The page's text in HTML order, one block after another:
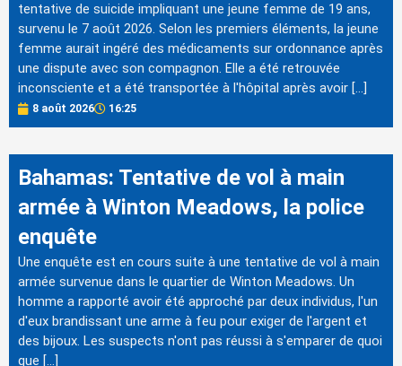
tentative de suicide impliquant une jeune femme de 19 ans,
survenu le 7 août 2026. Selon les premiers éléments, la jeune
femme aurait ingéré des médicaments sur ordonnance après
une dispute avec son compagnon. Elle a été retrouvée
inconsciente et a été transportée à l'hôpital après avoir […]
8 août 2026 16:25
Bahamas: Tentative de vol à main
armée à Winton Meadows, la police
enquête
Une enquête est en cours suite à une tentative de vol à main
armée survenue dans le quartier de Winton Meadows. Un
homme a rapporté avoir été approché par deux individus, l'un
d'eux brandissant une arme à feu pour exiger de l'argent et
des bijoux. Les suspects n'ont pas réussi à s'emparer de quoi
que […]